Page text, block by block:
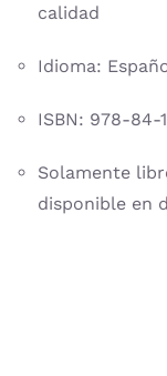
calidad
Idioma:
ISBN: 978-84-
Solamente
disponible en